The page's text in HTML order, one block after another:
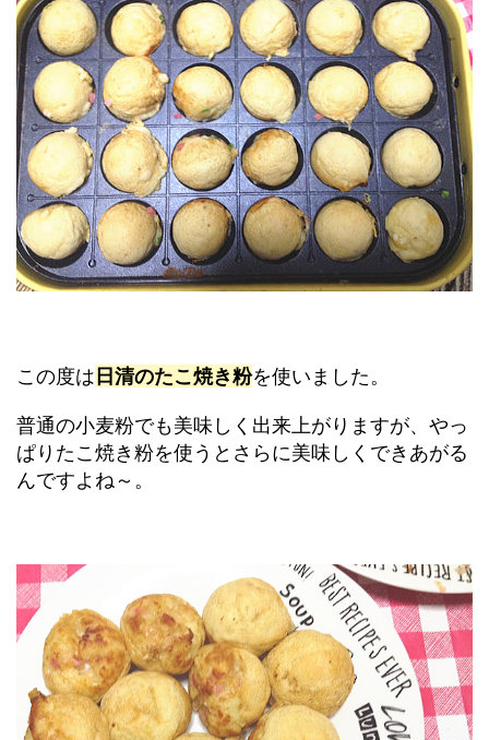
この度は日清のたこ焼き粉を使いました。
普通の小麦粉でも美味しく出来上がりますが、やっ
ぱりたこ焼き粉を使うとさらに美味しくできあがる
んですよね～。